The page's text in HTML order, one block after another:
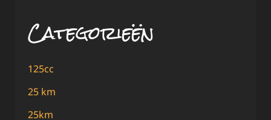
Categorieën
125cc
25 km
25km